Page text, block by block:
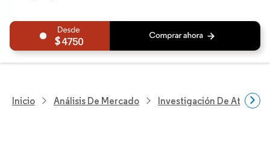
4750
Inicio Análisis De Mercado Investigación De